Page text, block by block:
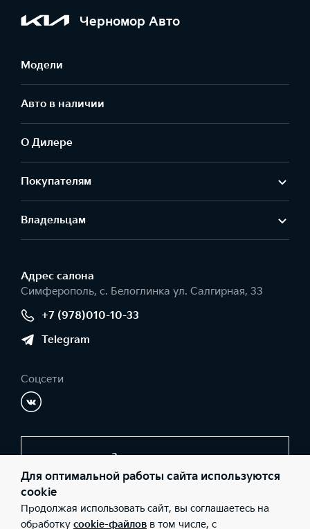
Черномор Авто
Модели
Авто в наличии
О Дилере
Покупателям
Владельцам
Адрес салонa
Симферополь, с. Белоглинка ул. Салгирная, 33
+7 (978)010-10-33
Telegram
Соцсети
Заказать звонок
© 2026 Юридические лица ООО «Черномор Авто» (Фактический
адрес: Симферополь, с. Белоглинка ул. Салгирная, 33; Телефон:
Для оптимальной работы сайта используются
cookie
Продолжая использовать сайт, вы соглашаетесь на
обработку cookie-файлов в том числе, с